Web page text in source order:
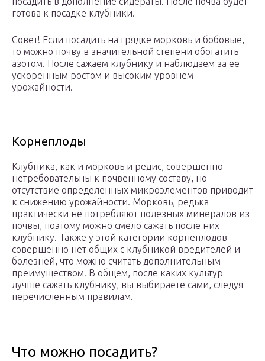
готова к посадке клубники.
Совет! Если посадить на грядке морковь и бобовые,
то можно почву в значительной степени обогатить
азотом. После сажаем клубнику и наблюдаем за ее
ускоренным ростом и высоким уровнем
урожайности.
Корнеплоды
Клубника, как и морковь и редис, совершенно
нетребовательны к почвенному составу, но
отсутствие определенных микроэлементов приводит
к снижению урожайности. Морковь, редька
практически не потребляют полезных минералов из
почвы, поэтому можно смело сажать после них
клубнику. Также у этой категории корнеплодов
совершенно нет общих с клубникой вредителей и
болезней, что можно считать дополнительным
преимуществом. В общем, после каких культур
лучше сажать клубнику, вы выбираете сами, следуя
перечисленным правилам.
Что можно посадить?